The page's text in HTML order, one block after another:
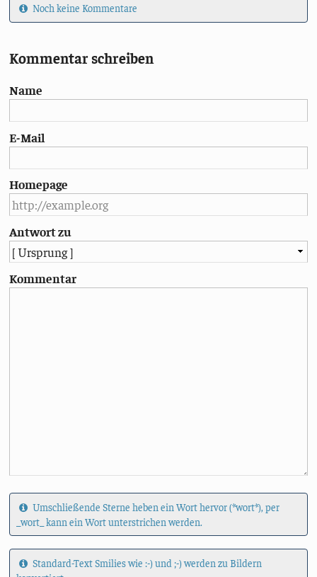
Noch keine Kommentare
Kommentar schreiben
Name
E-Mail
Homepage
Antwort zu
Kommentar
Umschließende Sterne heben ein Wort hervor (*wort*), per
_wort_ kann ein Wort unterstrichen werden.
Standard-Text Smilies wie :-) und ;-) werden zu Bildern